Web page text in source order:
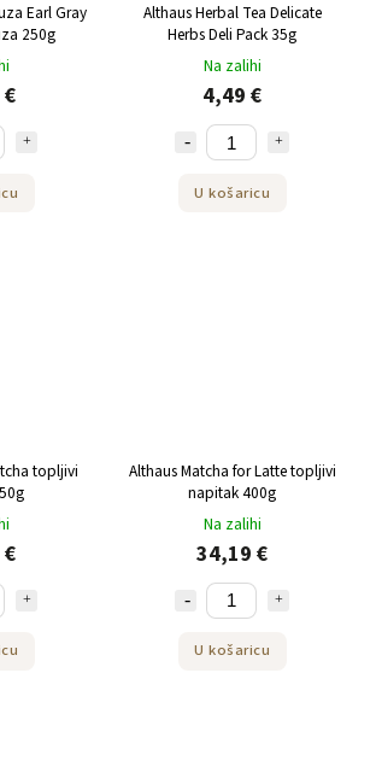
Earl Gray
250g
Althaus Herbal Tea Delicate
Herbs Deli Pack 35g
Na zalihi
4,49 €
U košaricu
topljivi
Althaus Matcha for Latte topljivi
napitak 400g
Na zalihi
34,19 €
U košaricu